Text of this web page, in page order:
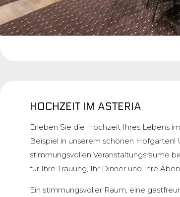
HOCHZEIT IM ASTERIA
Erleben Sie die Hochzeit Ihres Lebens
Beispiel in unserem schönen Hofgarten!
stimmungsvollen Veranstaltungsräume
für Ihre Trauung, Ihr Dinner und Ihre
Ein stimmungsvoller Raum, eine